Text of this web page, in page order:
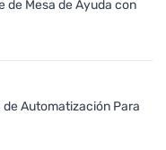
de Mesa de Ayuda con
Automatización Para